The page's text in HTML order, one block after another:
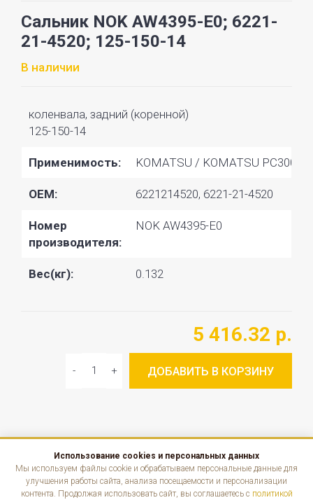
Сальник NOK AW4395-E0; 6221-
21-4520; 125-150-14
В наличии
коленвала, задний (коренной)
125-150-14
Применимость: KOMATSU / KOMATSU PC300-5
OEM: 6221214520, 6221-21-4520
Номер
производителя:
NOK AW4395-E0
Вес(кг): 0.132
5 416.32 р.
ДОБАВИТЬ В КОРЗИНУ
КАТАЛОГ
Использование cookies и персональных данных
Мы используем файлы cookie и обрабатываем персональные данные для
улучшения работы сайта, анализа посещаемости и персонализации
контента. Продолжая использовать сайт, вы соглашаетесь с политикой